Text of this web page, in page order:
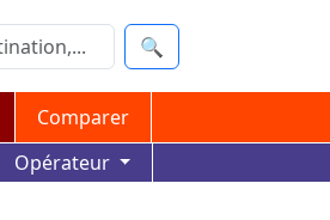
🔍
Comparer
Opérateur